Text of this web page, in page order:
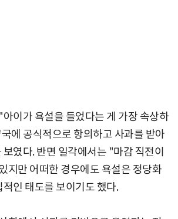
이가 욕설을 들었다는 게 가장 속상하
에 공식적으로 항의하고 사과를 받아
였다. 반면 일각에서는 "마감 직전이
지만 어떠한 경우에도 욕설은 정당화
인 태도를 보이기도 했다.